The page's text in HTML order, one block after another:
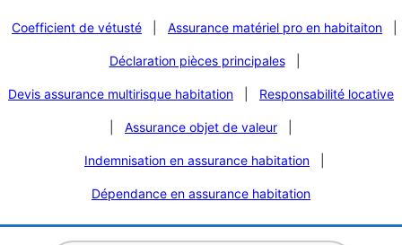
Coefficient de vétusté Assurance matériel pro en habitaiton
Déclaration pièces principales
Devis assurance multirisque habitation Responsabilité locative
Assurance objet de valeur
Indemnisation en assurance habitation
Dépendance en assurance habitation